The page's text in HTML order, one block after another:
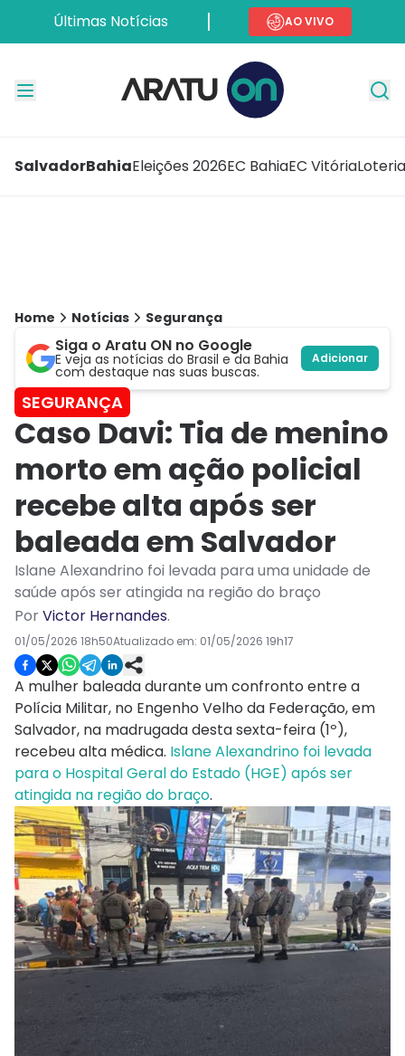
Últimas Notícias AO VIVO
SalvadorBahiaEleições 2026EC BahiaEC Vitória
Home Notícias Segurança
Siga o Aratu ON no Google
E veja as notícias do Brasil e da Bahia
com destaque nas suas buscas.
Adicionar
SEGURANÇA
Caso Davi: Tia de menino
morto em ação policial
recebe alta após ser
baleada em Salvador
Islane Alexandrino foi levada para uma unidade de
saúde após ser atingida na região do braço
PorVictor Hernandes.
01/05/2026 18h50Atualizado em: 01/05/2026 19h17
A mulher baleada durante um confronto entre a
Polícia Militar, no Engenho Velho da Federação, em
Salvador, na madrugada desta sexta-feira (1º),
recebeu alta médica. Islane Alexandrino foi levada
para o Hospital Geral do Estado (HGE) após ser
atingida na região do braço.